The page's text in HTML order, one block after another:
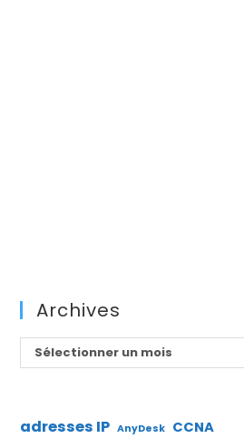
Archives
Archives
Sélectionner un mois
adresses IP AnyDesk CCNA